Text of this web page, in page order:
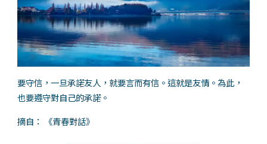
要守信，一旦承諾友人，就要言而有信。這就是友情。為此，
也要遵守對自己的承諾。
摘自： 《青春對話》